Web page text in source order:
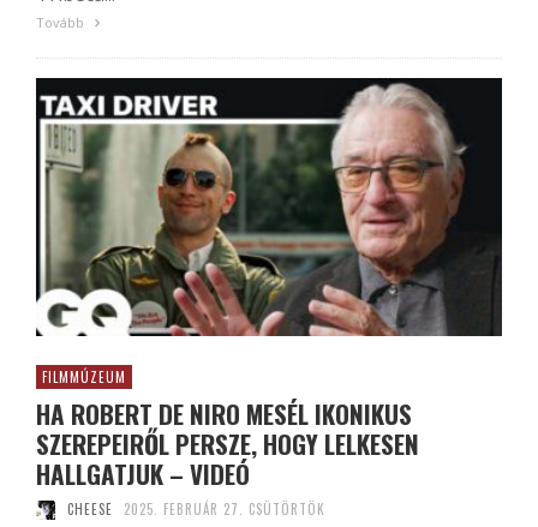
Tovább
FILMMÚZEUM
HA ROBERT DE NIRO MESÉL IKONIKUS
SZEREPEIRŐL PERSZE, HOGY LELKESEN
HALLGATJUK – VIDEÓ
CHEESE 2025. FEBRUÁR 27. CSÜTÖRTÖK